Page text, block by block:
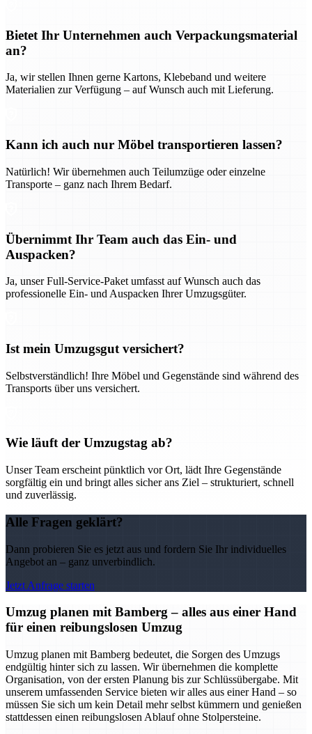
Bietet Ihr Unternehmen auch Verpackungsmaterial
an?
Ja, wir stellen Ihnen gerne Kartons, Klebeband und weitere
Materialien zur Verfügung – auf Wunsch auch mit Lieferung.
Kann ich auch nur Möbel transportieren lassen?
Natürlich! Wir übernehmen auch Teilumzüge oder einzelne
Transporte – ganz nach Ihrem Bedarf.
Übernimmt Ihr Team auch das Ein- und
Auspacken?
Ja, unser Full-Service-Paket umfasst auf Wunsch auch das
professionelle Ein- und Auspacken Ihrer Umzugsgüter.
Ist mein Umzugsgut versichert?
Selbstverständlich! Ihre Möbel und Gegenstände sind während des
Transports über uns versichert.
Wie läuft der Umzugstag ab?
Unser Team erscheint pünktlich vor Ort, lädt Ihre Gegenstände
sorgfältig ein und bringt alles sicher ans Ziel – strukturiert, schnell
und zuverlässig.
Alle Fragen geklärt?
Dann probieren Sie es jetzt aus und fordern Sie Ihr individuelles
Angebot an – ganz unverbindlich.
Jetzt Anfrage starten
Umzug planen mit Bamberg – alles aus einer Hand
für einen reibungslosen Umzug
Umzug planen mit Bamberg bedeutet, die Sorgen des Umzugs
endgültig hinter sich zu lassen. Wir übernehmen die komplette
Organisation, von der ersten Planung bis zur Schlüssübergabe. Mit
unserem umfassenden Service bieten wir alles aus einer Hand – so
müssen Sie sich um kein Detail mehr selbst kümmern und genießen
stattdessen einen reibungslosen Ablauf ohne Stolpersteine.